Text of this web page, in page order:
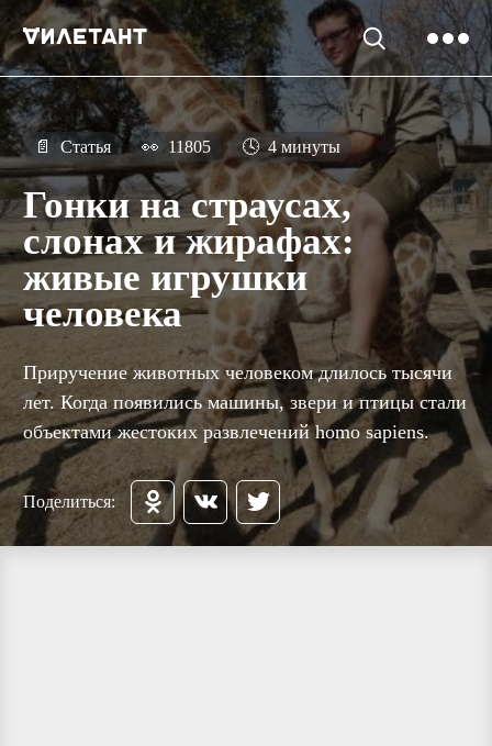
📄 Статья 👀 11805 🕓 4 минуты
Гонки на страусах,
слонах и жирафах:
живые игрушки
человека
Приручение животных человеком длилось тысячи
лет. Когда появились машины, звери и птицы стали
объектами жестоких развлечений homo sapiens.
Поделиться: